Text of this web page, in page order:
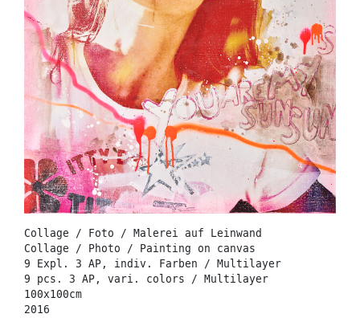
Collage / Foto / Malerei auf Leinwand
Collage / Photo / Painting on canvas
9 Expl. 3 AP, indiv. Farben / Multilayer
9 pcs. 3 AP, vari. colors / Multilayer
100x100cm
2016